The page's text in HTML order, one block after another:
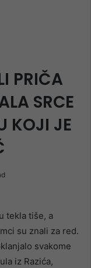
PRIČA
SRCE
KOJI JE
tekla tiše, a
su znali za red.
svakome
iz Razića,